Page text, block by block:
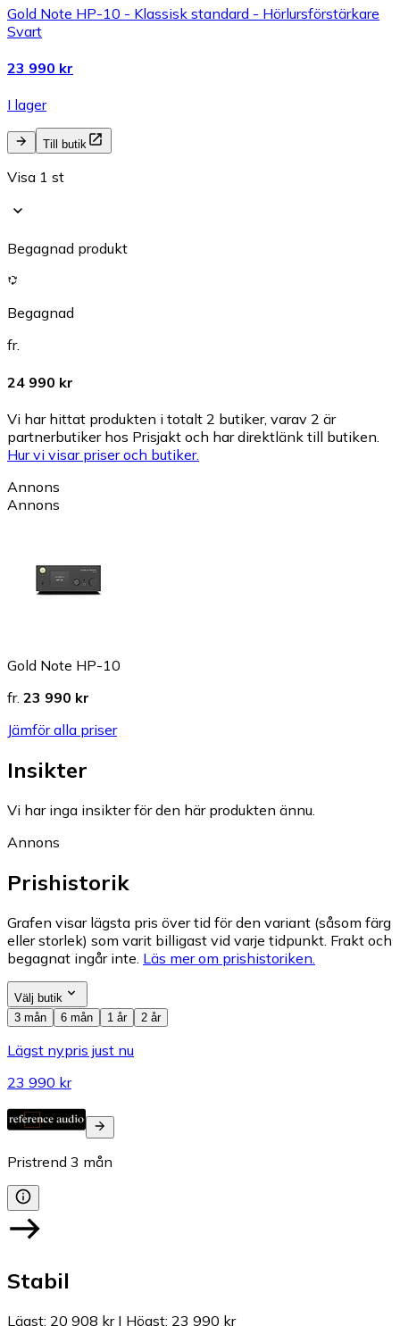
Gold Note HP-10 - Klassisk standard - Hörlursförstärkare
Svart
23 990 kr
I lager
Till butik
Visa 1 st
Begagnad produkt
Begagnad
fr.
24 990 kr
Vi har hittat produkten i totalt 2 butiker, varav 2 är
partnerbutiker hos Prisjakt och har direktlänk till butiken.
Hur vi visar priser och butiker.
Annons
Annons
Gold Note HP-10
fr. 23 990 kr
Jämför alla priser
Insikter
Vi har inga insikter för den här produkten ännu.
Annons
Prishistorik
Grafen visar lägsta pris över tid för den variant (såsom färg
eller storlek) som varit billigast vid varje tidpunkt. Frakt och
begagnat ingår inte. Läs mer om prishistoriken.
Välj butik
3 mån
6 mån 1 år 2 år
Lägst nypris just nu
23 990 kr
Pristrend 3 mån
Stabil
Lägst: 20 908 kr| Högst: 23 990 kr